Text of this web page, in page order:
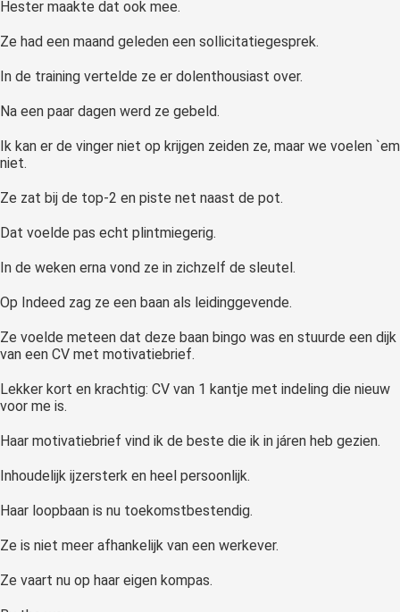
Hester maakte dat ook mee.
Ze had een maand geleden een sollicitatiegesprek.
In de training vertelde ze er dolenthousiast over.
Na een paar dagen werd ze gebeld.
Ik kan er de vinger niet op krijgen zeiden ze, maar we voelen `em
niet.
Ze zat bij de top-2 en piste net naast de pot.
Dat voelde pas echt plintmiegerig.
In de weken erna vond ze in zichzelf de sleutel.
Op Indeed zag ze een baan als leidinggevende.
Ze voelde meteen dat deze baan bingo was en stuurde een dijk
van een CV met motivatiebrief.
Lekker kort en krachtig: CV van 1 kantje met indeling die nieuw
voor me is.
Haar motivatiebrief vind ik de beste die ik in járen heb gezien.
Inhoudelijk ijzersterk en heel persoonlijk.
Haar loopbaan is nu toekomstbestendig.
Ze is niet meer afhankelijk van een werkever.
Ze vaart nu op haar eigen kompas.